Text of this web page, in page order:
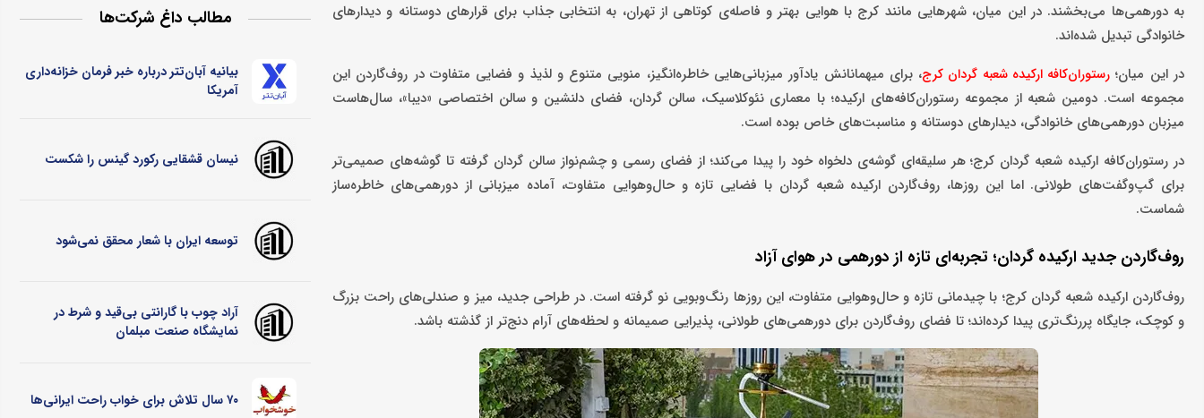
به دورهمی‌ها می‌بخشند. در این میان، شهرهایی مانند کرج با هوایی بهتر و فاصله‌ی کوتاهی از تهران، به انتخابی جذاب برای قرارهای دوستانه و دیدارهای
خانوادگی تبدیل شده‌اند.
در این میان؛ رستوران‌کافه ارکیده شعبه گردان کرج، برای میهمانانش یادآور میزبانی‌هایی خاطره‌انگیز، منویی متنوع و لذیذ و فضایی متفاوت در روف‌گاردن این
مجموعه است. دومین شعبه از مجموعه رستوران‌کافه‌های ارکیده؛ با معماری نئوکلاسیک، سالن گردان، فضای دلنشین و سالن اختصاصی «دیبا»، سال‌هاست
میزبان دورهمی‌های خانوادگی، دیدارهای دوستانه و مناسبت‌های خاص بوده است.
در رستوران‌کافه ارکیده شعبه گردان کرج؛ هر سلیقه‌ای گوشه‌ی دلخواه خود را پیدا می‌کند؛ از فضای رسمی و چشم‌نواز سالن گردان گرفته تا گوشه‌های صمیمی‌تر
برای گپ‌وگفت‌های طولانی. اما این روزها، روف‌گاردن ارکیده شعبه گردان با فضایی تازه و حال‌وهوایی متفاوت، آماده میزبانی از دورهمی‌های خاطره‌ساز
شماست.
روف‌گاردن جدید ارکیده گردان؛ تجربه‌ای تازه از دورهمی در هوای آزاد
روف‌گاردن ارکیده شعبه گردان کرج؛ با چیدمانی تازه و حال‌وهوایی متفاوت، این روزها رنگ‌وبویی نو گرفته است. در طراحی جدید، میز و صندلی‌های راحت بزرگ
و کوچک، جایگاه پررنگ‌تری پیدا کرده‌اند؛ تا فضای روف‌گاردن برای دورهمی‌های طولانی، پذیرایی صمیمانه و لحظه‌های آرام دنج‌تر از گذشته باشد.
مطالب داغ شرکت‌ها
بیانیه آبان‌تتر درباره خبر فرمان خزانه‌داری
آمریکا
نیسان قشقایی رکورد گینس را شکست
توسعه ایران با شعار محقق نمی‌شود
آراد چوب با گارانتی بی‌قید و شرط در
نمایشگاه صنعت مبلمان
۷۰ سال تلاش برای خواب راحت ایرانی‌ها